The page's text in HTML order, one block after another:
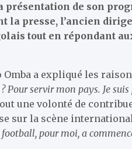
présentation de son
la presse, l’ancien
tout en répondant
a expliqué les
Pour servir mon pays. Je
une volonté de
sur la scène
football, pour moi, a